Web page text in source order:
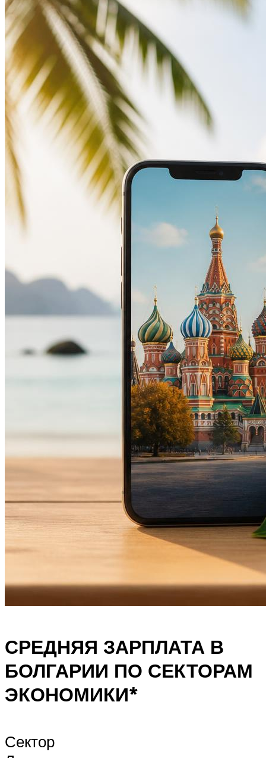
СРЕДНЯЯ ЗАРПЛАТА В
БОЛГАРИИ ПО СЕКТОРАМ
ЭКОНОМИКИ*
Сектор